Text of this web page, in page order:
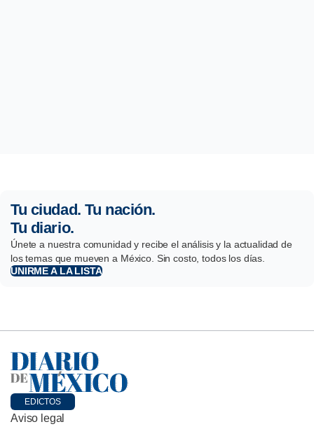
Tu ciudad. Tu nación.
Tu diario.
Únete a nuestra comunidad y recibe el análisis y la actualidad de
los temas que mueven a México. Sin costo, todos los días.
UNIRME A LA LISTA
EDICTOS
Aviso legal